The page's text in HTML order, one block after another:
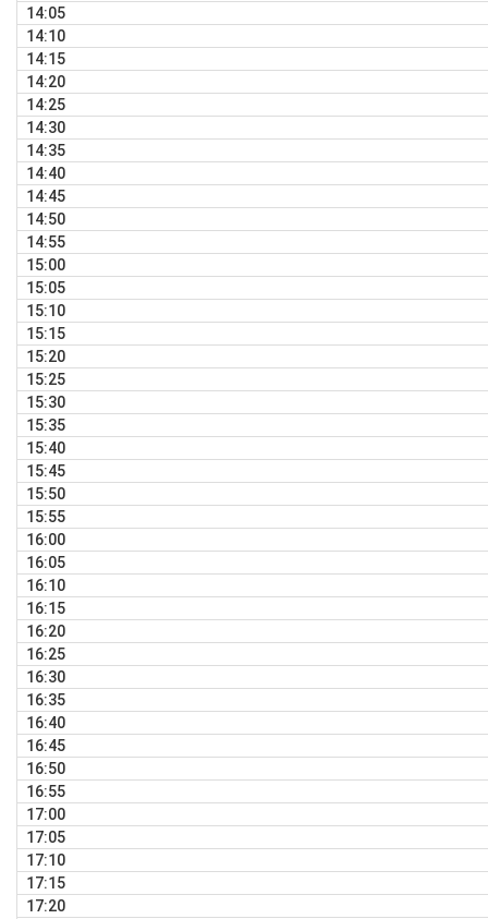
14:05
14:10
14:15
14:20
14:25
14:30
14:35
14:40
14:45
14:50
14:55
15:00
15:05
15:10
15:15
15:20
15:25
15:30
15:35
15:40
15:45
15:50
15:55
16:00
16:05
16:10
16:15
16:20
16:25
16:30
16:35
16:40
16:45
16:50
16:55
17:00
17:05
17:10
17:15
17:20